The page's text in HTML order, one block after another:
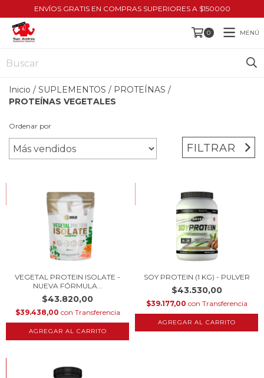
ENVÍOS GRATIS EN COMPRAS SUPERIORES A $150000
0 MENÚ
Inicio / SUPLEMENTOS / PROTEÍNAS /
PROTEÍNAS VEGETALES
Ordenar por
FILTRAR
HASTA 10% OFF
COMPRANDO EN CANTIDAD
VEGETAL PROTEIN ISOLATE -
NUEVA FÓRMULA...
$43.820,00
$39.438,00 con Transferencia
AGREGAR AL CARRITO
HASTA 10% OFF
COMPRANDO EN CANTIDAD
SOY PROTEIN (1 KG) - PULVER
$43.530,00
$39.177,00 con Transferencia
AGREGAR AL CARRITO
HASTA 10% OFF
COMPRANDO EN CANTIDAD